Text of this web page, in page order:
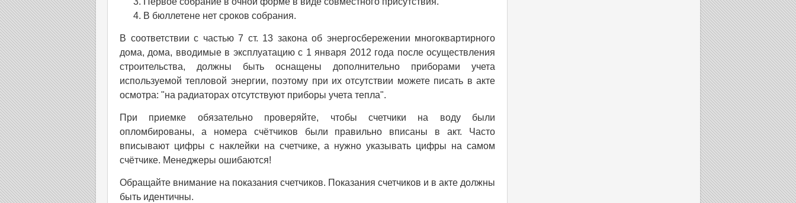
В бюллетене нет сроков собрания.
В соответствии с частью 7 ст. 13 закона об энергосбережении многоквартирного
дома, дома, вводимые в эксплуатацию с 1 января 2012 года после осуществления
строительства, должны быть оснащены дополнительно приборами учета
используемой тепловой энергии, поэтому при их отсутствии можете писать в акте
осмотра: "на радиаторах отсутствуют приборы учета тепла".
При приемке обязательно проверяйте, чтобы счетчики на воду были
опломбированы, а номера счётчиков были правильно вписаны в акт. Часто
вписывают цифры с наклейки на счетчике, а нужно указывать цифры на самом
счётчике. Менеджеры ошибаются!
Обращайте внимание на показания счетчиков. Показания счетчиков и в акте должны
быть идентичны.